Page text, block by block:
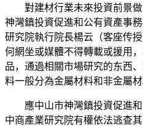
對建材行業未來投資前景做
神灣鎮投資促進和公有資產事
研究院執行院長楊云（客座传
何網坐或媒體不得轉載或援用
品，通過相關市場研究的东西
料一般分為金屬材料和非金屬材
應中山市神灣鎮投資促進和
中商產業研究院有權依法逃查